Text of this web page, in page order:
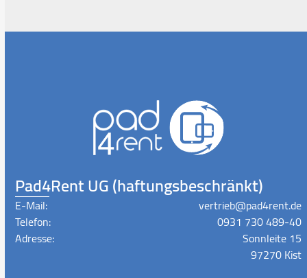
Pad4Rent UG (haftungsbeschränkt)
E-Mail:
vertrieb@pad4rent.de
Telefon:
0931 730 489-40
Adresse:
Sonnleite 15
97270 Kist